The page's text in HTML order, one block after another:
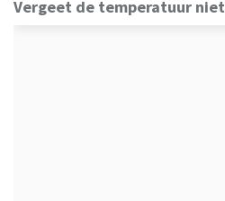
Vergeet de temperatuur niet